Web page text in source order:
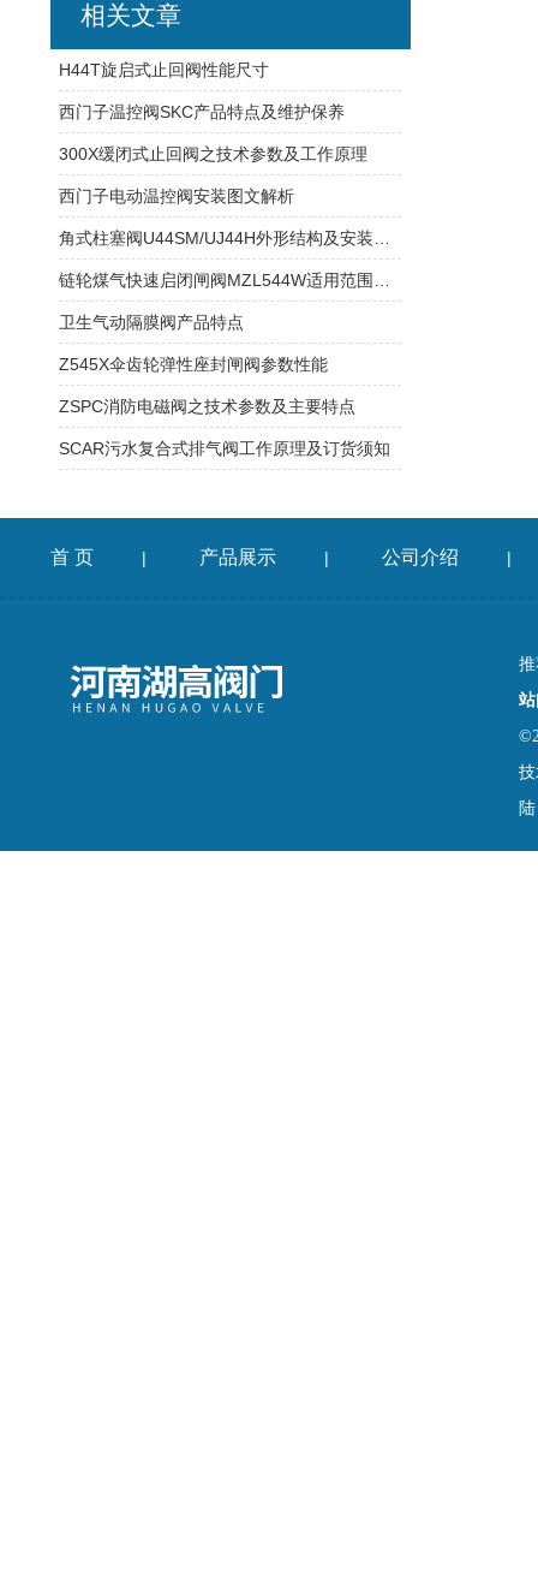
相关文章
H44T旋启式止回阀性能尺寸
西门子温控阀SKC产品特点及维护保养
300X缓闭式止回阀之技术参数及工作原理
西门子电动温控阀安装图文解析
卫生气动隔膜阀产品特点
Z545X伞齿轮弹性座封闸阀参数性能
ZSPC消防电磁阀之技术参数及主要特点
SCAR污水复合式排气阀工作原理及订货须知
首 页 | 产品展示 | 公司介绍 |
陆